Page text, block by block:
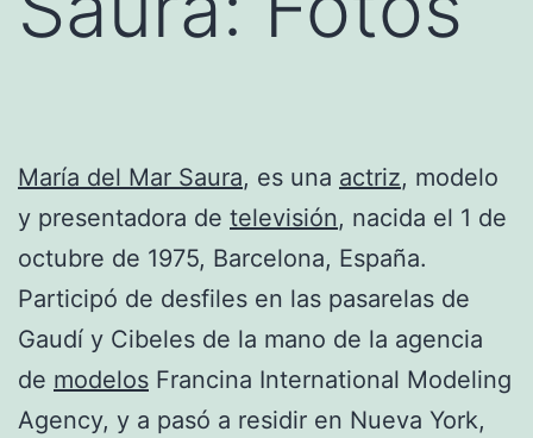
María del Mar Saura, es una actriz, modelo
y presentadora de televisión, nacida el 1 de
octubre de 1975, Barcelona, España.
Participó de desfiles en las pasarelas de
Gaudí y Cibeles de la mano de la agencia
de modelos Francina International Modeling
Agency, y a pasó a residir en Nueva York,